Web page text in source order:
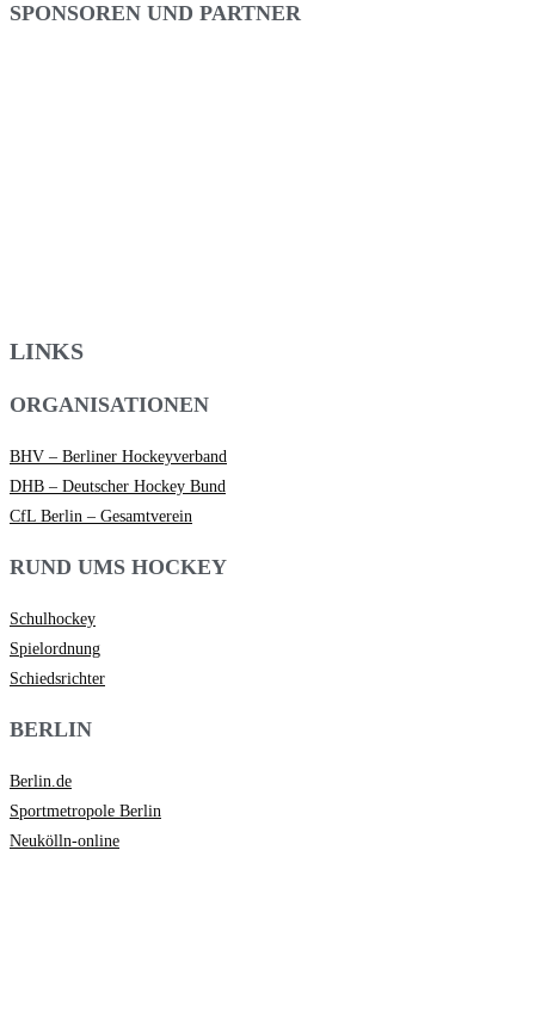
SPONSOREN UND PARTNER
LINKS
ORGANISATIONEN
BHV – Berliner Hockeyverband
DHB – Deutscher Hockey Bund
CfL Berlin – Gesamtverein
RUND UMS HOCKEY
Schulhockey
Spielordnung
Schiedsrichter
BERLIN
Berlin.de
Sportmetropole Berlin
Neukölln-online